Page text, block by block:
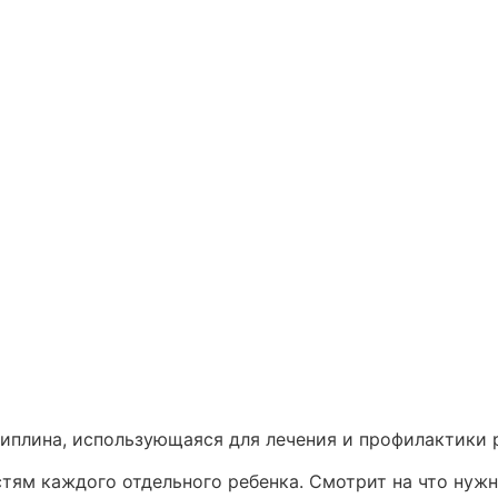
использующаяся для лечения и
каждого отдельного ребенка. Смотрит на что